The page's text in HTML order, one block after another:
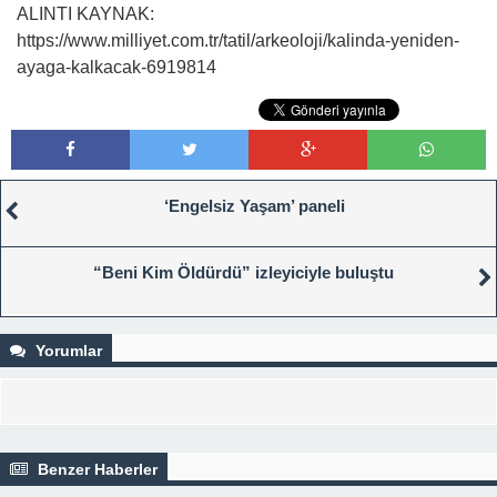
ALINTI KAYNAK:
https://www.milliyet.com.tr/tatil/arkeoloji/kalinda-yeniden-
ayaga-kalkacak-6919814
‘Engelsiz Yaşam’ paneli
“Beni Kim Öldürdü” izleyiciyle buluştu
Yorumlar
Benzer Haberler